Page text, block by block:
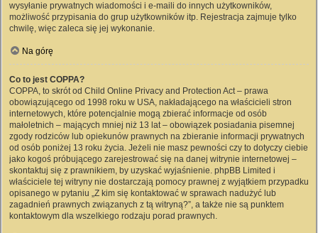
wysyłanie prywatnych wiadomości i e-maili do innych użytkowników,
możliwość przypisania do grup użytkowników itp. Rejestracja zajmuje tylko
chwilę, więc zaleca się jej wykonanie.
Na górę
Co to jest COPPA?
COPPA, to skrót od Child Online Privacy and Protection Act – prawa
obowiązującego od 1998 roku w USA, nakładającego na właścicieli stron
internetowych, które potencjalnie mogą zbierać informacje od osób
małoletnich – mających mniej niż 13 lat – obowiązek posiadania pisemnej
zgody rodziców lub opiekunów prawnych na zbieranie informacji prywatnych
od osób poniżej 13 roku życia. Jeżeli nie masz pewności czy to dotyczy ciebie
jako kogoś próbującego zarejestrować się na danej witrynie internetowej –
skontaktuj się z prawnikiem, by uzyskać wyjaśnienie. phpBB Limited i
właściciele tej witryny nie dostarczają pomocy prawnej z wyjątkiem przypadku
opisanego w pytaniu „Z kim się kontaktować w sprawach nadużyć lub
zagadnień prawnych związanych z tą witryną?”, a także nie są punktem
kontaktowym dla wszelkiego rodzaju porad prawnych.